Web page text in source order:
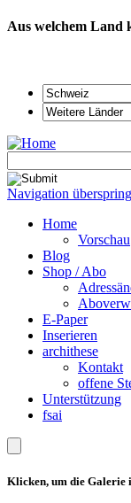
Aus welchem Land
Navigation
Home
Vorschau
Blog
Shop / Abo
E-Paper
Inserieren
archithese
Kontakt
offene
Unterstützung
fsai
Klicken, um die Galerie